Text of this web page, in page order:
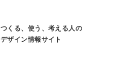
つくる、使う、考える人の
デザイン情報サイト